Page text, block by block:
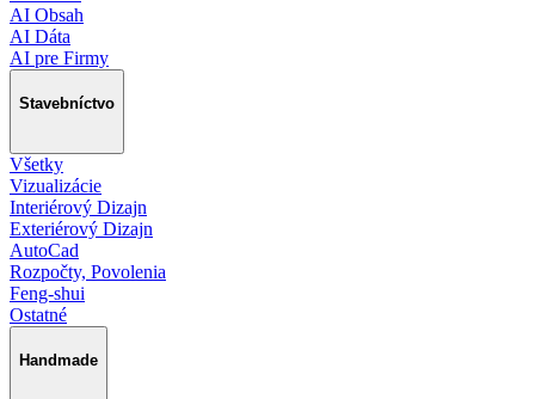
AI Obsah
AI Dáta
AI pre Firmy
Stavebníctvo
Všetky
Vizualizácie
Interiérový Dizajn
Exteriérový Dizajn
AutoCad
Rozpočty, Povolenia
Feng-shui
Ostatné
Handmade